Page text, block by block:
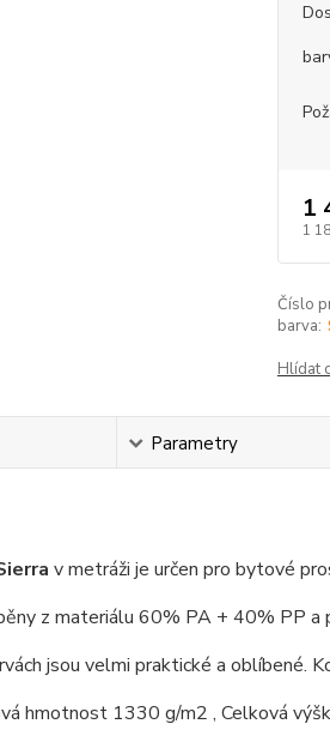
1
1
Číslo
barva:
Hlídat
Parametry
v metráži je určen pro bytové
z materiálu 60% PA + 40% PP
jsou velmi praktické a oblíbené.
hmotnost 1330 g/m2 , Celková